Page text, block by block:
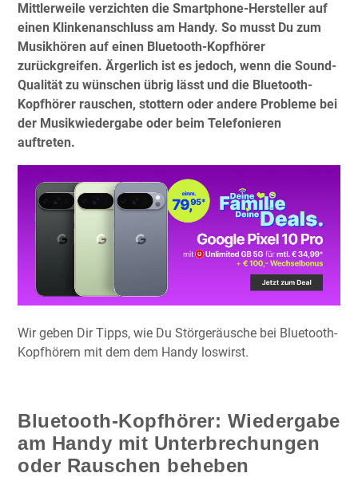
Mittlerweile verzichten die Smartphone-Hersteller auf
einen Klinkenanschluss am Handy. So musst Du zum
Musikhören auf einen Bluetooth-Kopfhörer
zurückgreifen. Ärgerlich ist es jedoch, wenn die Sound-
Qualität zu wünschen übrig lässt und die Bluetooth-
Kopfhörer rauschen, stottern oder andere Probleme bei
der Musikwiedergabe oder beim Telefonieren
auftreten.
Wir geben Dir Tipps, wie Du Störgeräusche bei Bluetooth-
Kopfhörern mit dem dem Handy loswirst.
Bluetooth-Kopfhörer: Wiedergabe
am Handy mit Unterbrechungen
oder Rauschen beheben